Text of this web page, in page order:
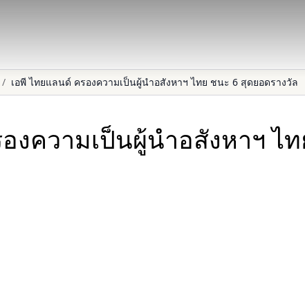
/ เอพี ไทยแลนด์ ครองความเป็นผู้นำอสังหาฯ ไทย ชนะ 6 สุดยอดรางวัล
งความเป็นผู้นำอสังหาฯ ไ